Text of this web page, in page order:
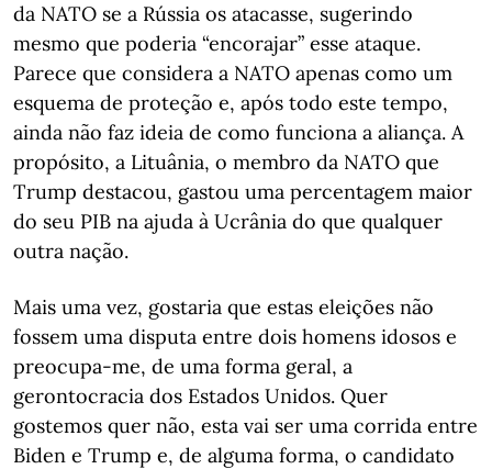
da NATO se a Rússia os atacasse, sugerindo
mesmo que poderia “encorajar” esse ataque.
Parece que considera a NATO apenas como um
esquema de proteção e, após todo este tempo,
ainda não faz ideia de como funciona a aliança. A
propósito, a Lituânia, o membro da NATO que
Trump destacou, gastou uma percentagem maior
do seu PIB na ajuda à Ucrânia do que qualquer
outra nação.
Mais uma vez, gostaria que estas eleições não
fossem uma disputa entre dois homens idosos e
preocupa-me, de uma forma geral, a
gerontocracia dos Estados Unidos. Quer
gostemos quer não, esta vai ser uma corrida entre
Biden e Trump e, de alguma forma, o candidato